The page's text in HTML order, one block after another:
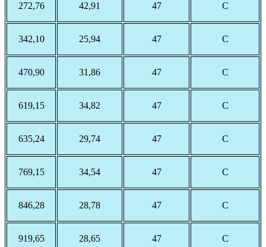
272,76 42,91 47 С
342,10 25,94 47 С
470,90 31,86 47 С
619,15 34,82 47 С
635,24 29,74 47 С
769,15 34,54 47 С
846,28 28,78 47 С
919,65 28,65 47 С